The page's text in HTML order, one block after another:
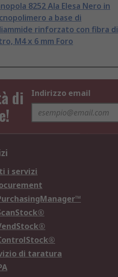
8252 Ala Elesa Nero in
a base di
rinforzato con fibra di
M4 x 6 mm Foro
di
Indirizzo email
i servizi
di taratura